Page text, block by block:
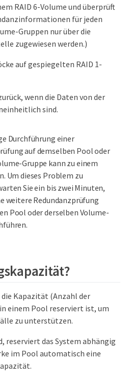
RAID 6-Volume und überprüft
für jeden
Gruppen nur über die
zugewiesen werden.)
auf gespiegelten RAID 1-
wenn die Daten von der
sind.
Durchführung einer
auf demselben Pool oder
Gruppe kann zu einem
Um dieses Problem zu
Sie ein bis zwei Minuten,
weitere Redundanzprüfung
Pool oder derselben Volume-
Kapazität (Anzahl der
einem Pool reserviert ist, um
zu unterstützen.
reserviert das System abhängig
im Pool automatisch eine